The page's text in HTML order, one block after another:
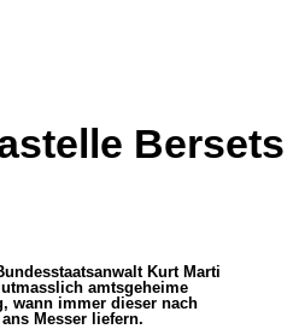
Bersets
Kurt Marti
amtsgeheime
wann immer dieser nach
Messer liefern.